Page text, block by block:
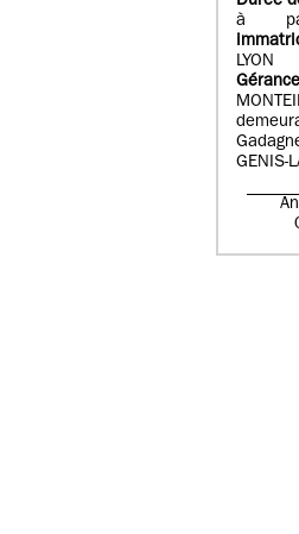
à
LYON
GENIS-